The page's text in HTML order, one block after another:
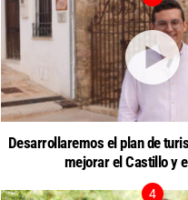
Desarrollaremos el plan de
mejorar el Castillo y